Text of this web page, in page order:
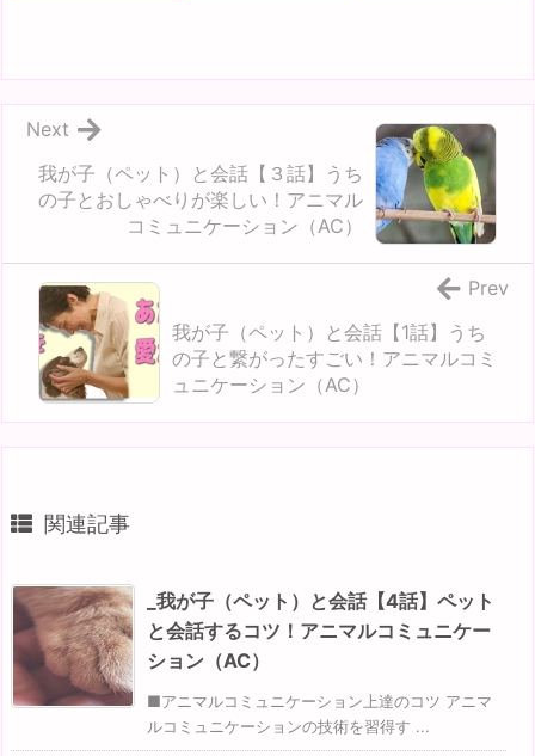
ウ
で
我が子（ペット）と会話【３話】うち
の子とおしゃべりが楽しい！アニマル
コミュニケーション（AC）
Next
我が子（ペット）と会話【1話】うち
の子と繋がったすごい！アニマルコミ
ュニケーション（AC）
Prev
関連記事
_我が子（ペット）と会話【4話】ペット
と会話するコツ！アニマルコミュニケー
ション（AC）
■アニマルコミュニケーション上達のコツ アニマ
ルコミュニケーションの技術を習得す ...